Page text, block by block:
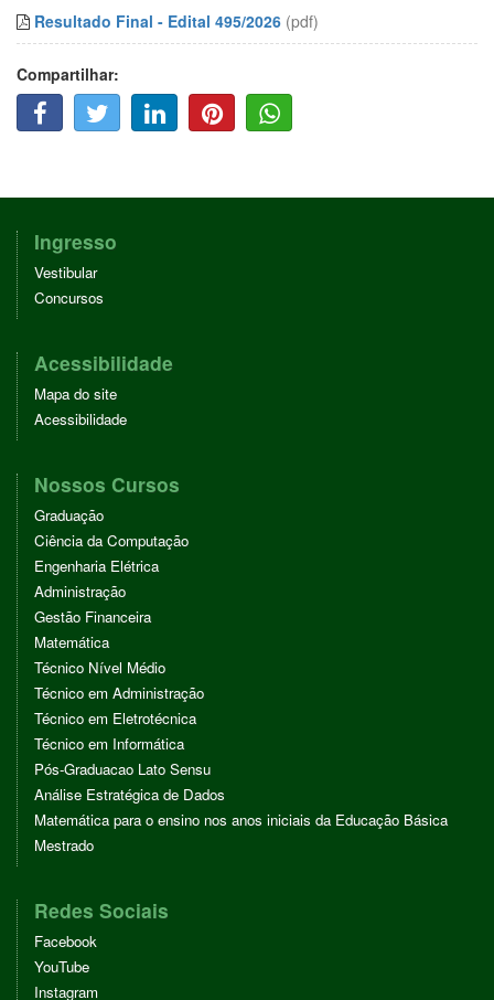
Resultado Final - Edital 495/2026 (pdf)
Compartilhar:
A
B
O
K
W
T
R
I
E
I
E
W
H
T
Ingresso
Vestibular
Concursos
Acessibilidade
Mapa do site
Acessibilidade
Nossos Cursos
Graduação
Ciência da Computação
Engenharia Elétrica
Administração
Gestão Financeira
Matemática
Técnico Nível Médio
Técnico em Administração
Técnico em Eletrotécnica
Técnico em Informática
Pós-Graduacao Lato Sensu
Análise Estratégica de Dados
Matemática para o ensino nos anos iniciais da Educação Básica
Mestrado
Redes Sociais
Facebook
YouTube
Instagram